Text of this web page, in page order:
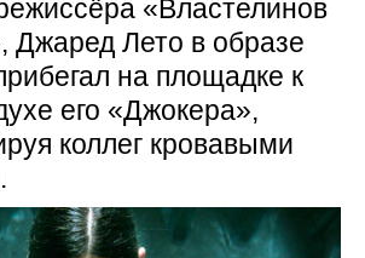
«Властелинов
Джаред Лето в образе
на площадке к
его «Джокера»,
коллег кровавыми